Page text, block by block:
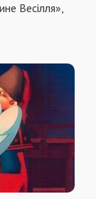
Весілля»,